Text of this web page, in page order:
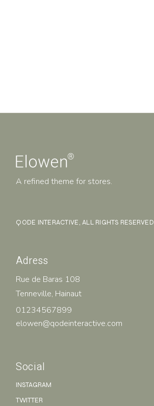
A refined theme for stores.
QODE INTERACTIVE, ALL RIGHTS RESERVED
Adress
Rue de Baras 108
Tenneville, Hainaut
01234567899
elowen@qodeinteractive.com
Social
INSTAGRAM
TWITTER